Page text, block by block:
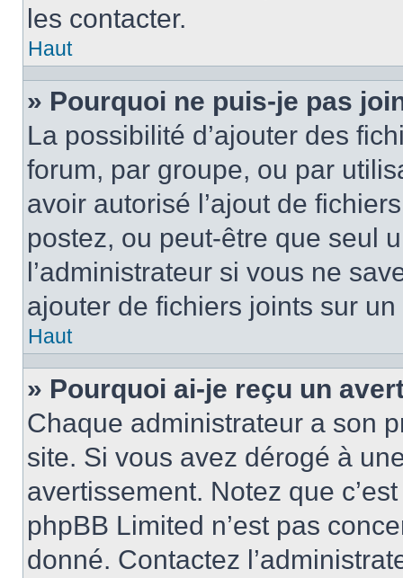
les contacter.
Haut
» Pourquoi ne puis-je pas
La possibilité d’ajouter des
forum, par groupe, ou par
avoir autorisé l’ajout de
postez, ou peut-être que seul
l’administrateur si vous ne
ajouter de fichiers joints sur un
Haut
» Pourquoi ai-je reçu un
Chaque administrateur a son
site. Si vous avez dérogé à
avertissement. Notez que
phpBB Limited n’est pas
donné. Contactez